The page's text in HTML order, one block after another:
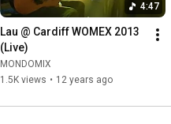
4:47
Lau @ Cardiff WOMEX 2013
(Live)
MONDOMIX
1.5K views • 12 years ago